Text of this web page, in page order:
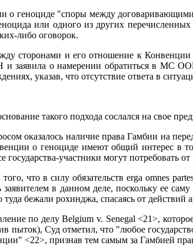
о геноциде "споры между
или одного из других
либо оговорок.
сторонами и его отношение к
заявила о намерении обратиться в МС
указав, что отсутствие ответа в
такого подхода сослался на свое
оказалось наличие права Гамбии на
о геноциде имеют общий интерес в
государства-участники могут
что в силу обязательств erga omnes
в данном деле, поскольку ее
туда бежали рохинджа, спасаясь от
по делу Belgium v. Senegal <21>,
пыток), Суд отметил, что "любое
<22>, признав тем самым за Гамбией